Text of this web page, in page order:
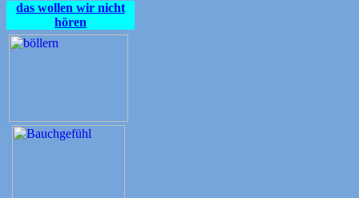
das wollen wir nicht
hören